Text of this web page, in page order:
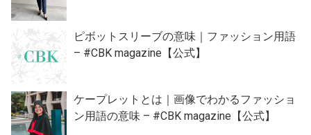
ピボットスリーブの意味｜ファッション用語
– #CBK magazine【公式】
ケープレットとは｜画像でわかるファッショ
ン用語の意味 – #CBK magazine【公式】